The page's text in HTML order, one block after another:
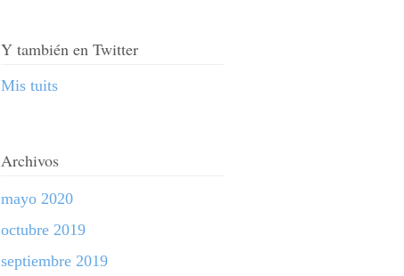
Y también en Twitter
Mis tuits
Archivos
mayo 2020
octubre 2019
septiembre 2019